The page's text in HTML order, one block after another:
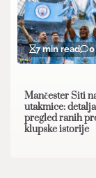
7 min read 0
Mančester Siti
utakmice:
pregled ranih
klupske istorije